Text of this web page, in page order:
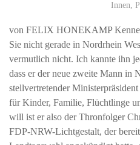
Innen,
von FELIX HONEKAMP
Sie nicht gerade in Nordrhein
vermutlich nicht. Ich kannte ihn
dass er der neue zweite Mann in
stellvertretender
für Kinder, Familie, Flüchtlinge
will ist er also der Thronfolger
FDP-NRW-Lichtgestalt, der